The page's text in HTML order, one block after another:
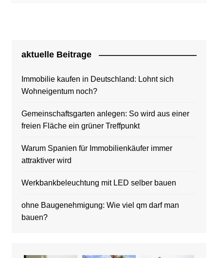
aktuelle Beitrage
Immobilie kaufen in Deutschland: Lohnt sich
Wohneigentum noch?
Gemeinschaftsgarten anlegen: So wird aus einer
freien Fläche ein grüner Treffpunkt
Warum Spanien für Immobilienkäufer immer
attraktiver wird
Werkbankbeleuchtung mit LED selber bauen
ohne Baugenehmigung: Wie viel qm darf man
bauen?